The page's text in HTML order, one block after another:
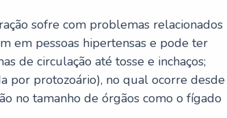
sofre com problemas relacionados
em pessoas hipertensas e pode ter
de circulação até tosse e inchaços;
por protozoário), no qual ocorre desde
no tamanho de órgãos como o fígado